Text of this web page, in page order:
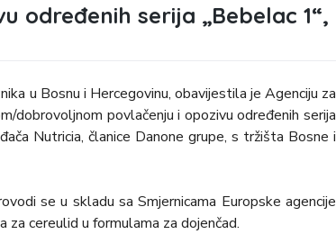
određenih serija „Bebelac 1“,
u Bosnu i Hercegovinu, obavijestila je Agenciju za
dobrovoljnom povlačenju i opozivu određenih serija
Nutricia, članice Danone grupe, s tržišta Bosne i
se u skladu sa Smjernicama Europske agencije
za cereulid u formulama za dojenčad.